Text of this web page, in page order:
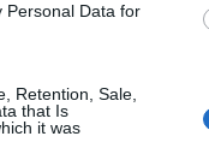
Personal Data for
Retention, Sale,
that Is
it was
brak kadr. Opieka
pracy pielęgniarek,
Zgodnie z raportem